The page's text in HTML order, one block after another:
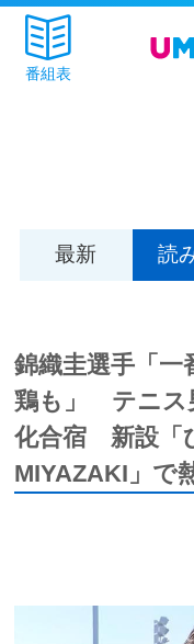
番組表
最新 読
錦織圭選手「
鶏も」 テニス
化合宿 新設「
MIYAZAKI」で